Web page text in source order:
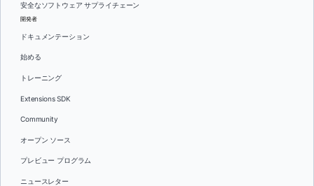
安全なソフトウェア サプライチェーン
開発者
ドキュメンテーション
始める
トレーニング
Extensions SDK
Community
オープン ソース
プレビュー プログラム
ニュースレター